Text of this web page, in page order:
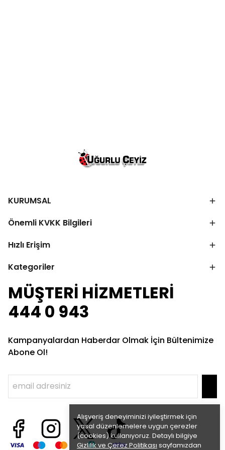
Alışveriş deneyiminizi iyileştirmek için
yasal düzenlemelere uygun çerezler
(cookies) kullanıyoruz. Detaylı bilgiye
Gizlilik ve Çerez Politikası sayfamızdan
KURUMSAL
Önemli KVKK Bilgileri
Hızlı Erişim
Kategoriler
MÜŞTERİ HİZMETLERİ
444 0 943
Kampanyalardan Haberdar Olmak İçin Bültenimize
Abone Ol!